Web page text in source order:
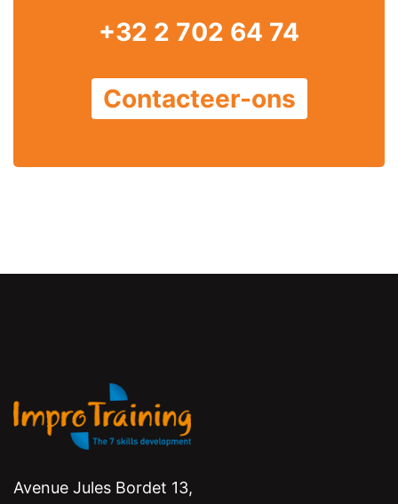
+32 2 702 64 74
Contacteer-ons
Avenue Jules Bordet 13,